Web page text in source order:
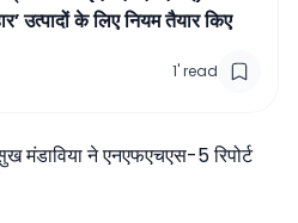
उत्पादों के लिए नियम तैयार किए
1'read